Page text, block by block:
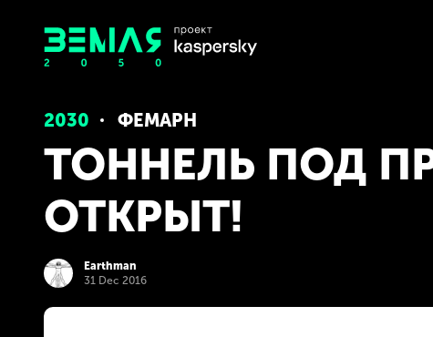
2030 ФЕМАРН
ТОННЕЛЬ ПОД
ОТКРЫТ!
Earthman
31 Dec 2016